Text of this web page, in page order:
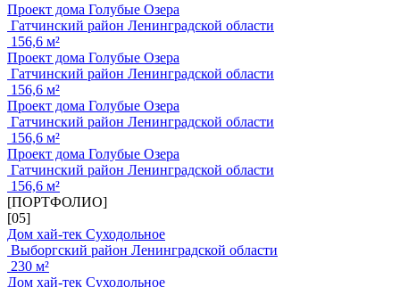
Проект дома Голубые Озера
Гатчинский район Ленинградской области
156,6 м²
Проект дома Голубые Озера
Гатчинский район Ленинградской области
156,6 м²
Проект дома Голубые Озера
Гатчинский район Ленинградской области
156,6 м²
Проект дома Голубые Озера
Гатчинский район Ленинградской области
156,6 м²
[ПОРТФОЛИО]
[05]
Дом хай-тек Суходольное
Выборгский район Ленинградской области
230 м²
Дом хай-тек Суходольное